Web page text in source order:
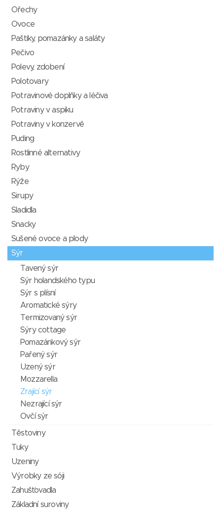
Ořechy
Ovoce
Paštiky, pomazánky a saláty
Pečivo
Polevy, zdobení
Polotovary
Potravinové doplňky a léčiva
Potraviny v aspiku
Potraviny v konzervě
Puding
Rostlinné alternativy
Ryby
Rýže
Sirupy
Sladidla
Snacky
Sušené ovoce a plody
Sýr
Tavený sýr
Sýr holandského typu
Sýr s plísní
Aromatické sýry
Termizovaný sýr
Sýry cottage
Pomazánkový sýr
Pařený sýr
Uzený sýr
Mozzarella
Zrající sýr
Nezrající sýr
Ovčí sýr
Těstoviny
Tuky
Uzeniny
Výrobky ze sóji
Zahušťovadla
Základní suroviny